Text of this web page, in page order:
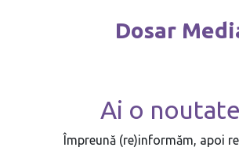
Dosar
Ai o
Împreună (re)informăm, apoi